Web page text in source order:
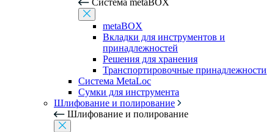
Система metaBOX
metaBOX
Вкладки для инструментов и
принадлежностей
Решения для хранения
Транспортировочные принадлежности
Система MetaLoc
Сумки для инструмента
Шлифование и полирование
Шлифование и полирование